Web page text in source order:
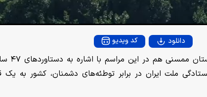
V
i
d
e
دانلود کد ویدیو
آیت‌الله
ملت ایران در برابر توطئه‌های دشمنان، کشور به یک